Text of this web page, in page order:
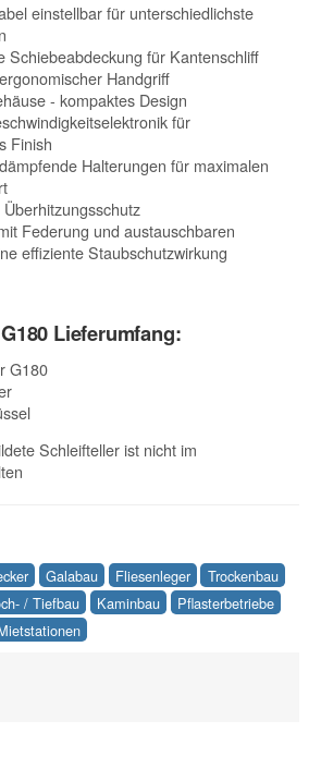
einstellbar für unterschiedlichste
Schiebeabdeckung für Kantenschliff
Handgriff
- kompaktes Design
für
Finish
Halterungen für maximalen
Federung und austauschbaren
effiziente Staubschutzwirkung
Lieferumfang:
G180
Schleifteller ist nicht im
Galabau Fliesenleger
Trockenbau
/ Tiefbau Kaminbau
Pflasterbetriebe